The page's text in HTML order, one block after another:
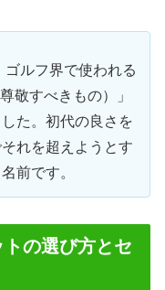
ルフ界で使われる
敬すべきもの）」
た。初代の良さを
れを超えようとす
前です。
の選び方とセ